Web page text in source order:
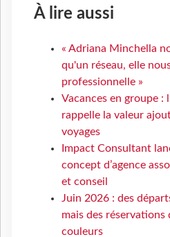
À lire aussi
« Adriana Minchella
qu'un réseau, elle
professionnelle »
Vacances en groupe :
rappelle la valeur
voyages
Impact Consultant
concept d’agence
et conseil
Juin 2026 : des
mais des
couleurs